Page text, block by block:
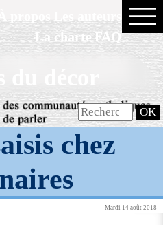
La charte FAQ
du décor
chez
Mardi 14 août 2018